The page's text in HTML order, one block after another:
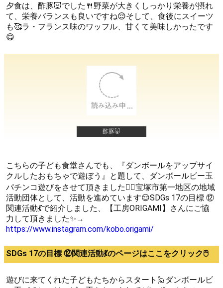
夕食は、酢豚🐷でした🍴野菜が大きくしっかり栄養が摂れ
て、栄養バランスも良いですね😌そして、食後にスイーツ
も🥰ラ・フランス味のワッフル、甘くて美味しかったです
😋
酢豚🐷
こちらの子ども食堂さんでも、『ダンボールをアップサイ
クルしたおもちゃで遊ぼう』と題して、ダンボールビー玉
パチンコ遊びをさせて頂きました🙇‍♀宝塚市第一地区の地域
活動団体として、活動を進めています😌SDGs 17の目標 ⑫
関連活動💃で紹介しました、【工房ORIGAMI】さんにご協
力して頂きました✨→
https://www.instagram.com/kobo.origami/
SDGs 17の目標 ⑫関連活動💃のページはここをクリック🖱️
遊びに来てくれた子どもたちからスタート🙋ダンボールビ